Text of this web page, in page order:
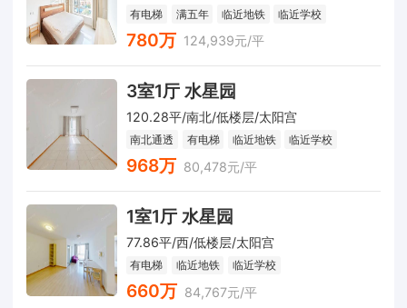
有电梯 满五年 临近地铁 临近学校
780万 124,939元/平
3室1厅 水星园
120.28平/南北/低楼层/太阳宫
南北通透 有电梯 临近地铁 临近学校
968万 80,478元/平
1室1厅 水星园
77.86平/西/低楼层/太阳宫
有电梯 临近地铁 临近学校
660万 84,767元/平